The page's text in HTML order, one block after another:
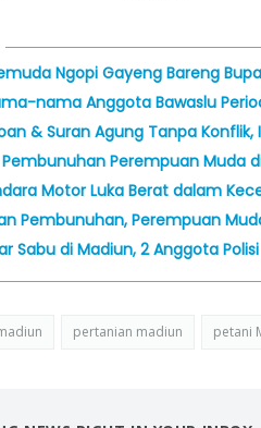
Ngopi Gayeng Bareng
nama Anggota Bawaslu
& Suran Agung Tanpa Konflik,
Perempuan Muda
Motor Luka Berat dalam
Pembunuhan, Perempuan
Sabu di Madiun, 2 Anggota
pertanian madiun petani